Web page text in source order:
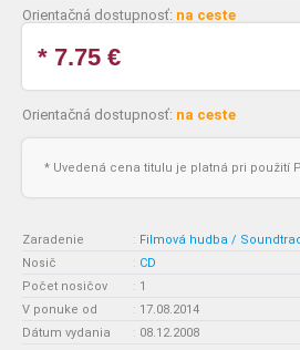
Orientačná dostupnosť: na ceste
* 7.75 €
Orientačná dostupnosť: na ceste
* Uvedená cena titulu je platná pri použití
Zaradenie : Filmová hudba /
Nosič
: CD
Počet nosičov
: 1
V ponuke od
: 17.08.2014
Dátum vydania
: 08.12.2008